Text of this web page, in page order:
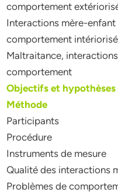
comportement
Interactions mère-
comportement
Maltraitance,
comportement
Objectifs et hypothèses
Méthode
Participants
Procédure
Instruments de mesure
Qualité des interactions
Problèmes de